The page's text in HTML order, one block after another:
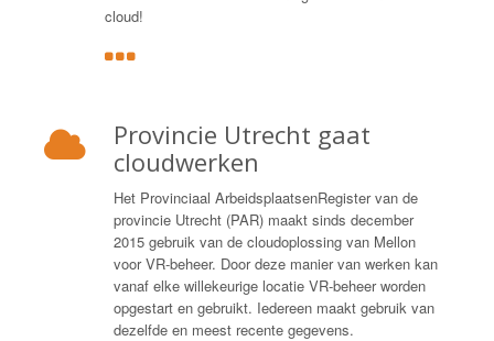
cloud!
Provincie Utrecht gaat
cloudwerken
Het Provinciaal ArbeidsplaatsenRegister van de
provincie Utrecht (PAR) maakt sinds december
2015 gebruik van de cloudoplossing van Mellon
voor VR-beheer. Door deze manier van werken kan
vanaf elke willekeurige locatie VR-beheer worden
opgestart en gebruikt. Iedereen maakt gebruik van
dezelfde en meest recente gegevens.